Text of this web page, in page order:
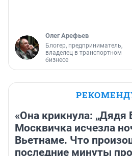
Олег Арефьев
Блогер, предприниматель,
владелец в транспортном
бизнесе
«Она крикнула: „Дядя
Москвичка исчезла
Вьетнаме. Что
последние минуты